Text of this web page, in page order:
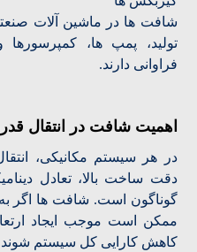
شافت ها در ماشین آلات
تولید، پمپ ها، کمپرسورها
فراوانی دارند.
اهمیت شافت در انتقال
در هر سیستم مکانیکی،
دقت ساخت بالا، تعادل
گوناگون است. شافت ها اگر
ممکن است موجب ایجاد
کاهش کارایی کل سیستم